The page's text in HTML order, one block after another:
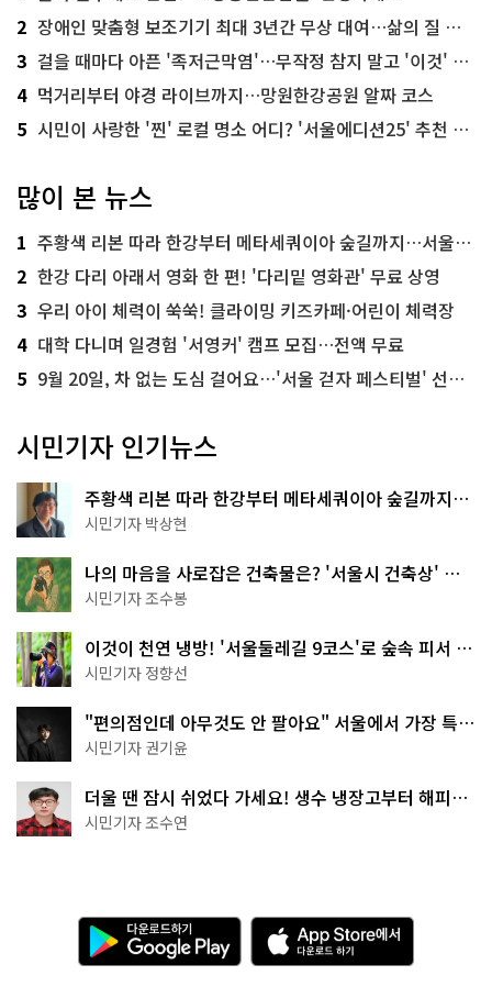
2 장애인 맞춤형 보조기기 최대 3년간 무상 대여…삶의 질 높인다
3 걸을 때마다 아픈 '족저근막염'…무작정 참지 말고 '이것' 해보세요!
4 먹거리부터 야경 라이브까지…망원한강공원 알짜 코스
5 시민이 사랑한 '찐' 로컬 명소 어디? '서울에디션25' 추천 코스
많이 본 뉴스
1 주황색 리본 따라 한강부터 메타세쿼이아 숲길까지…서울둘레길 15코스
2 한강 다리 아래서 영화 한 편! '다리밑 영화관' 무료 상영
3 우리 아이 체력이 쑥쑥! 클라이밍 키즈카페·어린이 체력장
4 대학 다니며 일경험 '서영커' 캠프 모집…전액 무료
5 9월 20일, 차 없는 도심 걸어요…'서울 걷자 페스티벌' 선착순 5천명
시민기자 인기뉴스
주황색 리본 따라 한강부터 메타세쿼이아 숲길까지…
서울둘레길 15코스
시민기자 박상현
나의 마음을 사로잡은 건축물은? '서울시 건축상' 수
상작 공개!
시민기자 조수봉
이것이 천연 냉방! '서울둘레길 9코스'로 숲속 피서 떠
나볼까
시민기자 정향선
"편의점인데 아무것도 안 팔아요" 서울에서 가장 특별
한 편의점의 정체
시민기자 권기윤
더울 땐 잠시 쉬었다 가세요! 생수 냉장고부터 해피소
·무더위쉼터까지
시민기자 조수연
다
운
로
A
p
p